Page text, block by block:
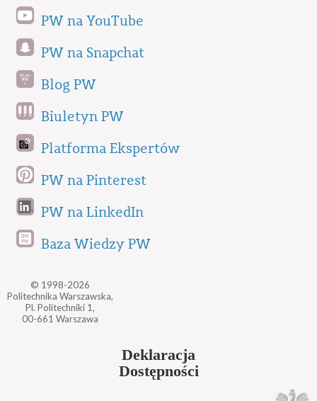
PW na YouTube
PW na Snapchat
Blog PW
Biuletyn PW
Platforma Ekspertów
PW na Pinterest
PW na LinkedIn
Baza Wiedzy PW
© 1998-2026
Politechnika Warszawska,
Pl. Politechniki 1,
00-661 Warszawa
Deklaracja
Dostępności